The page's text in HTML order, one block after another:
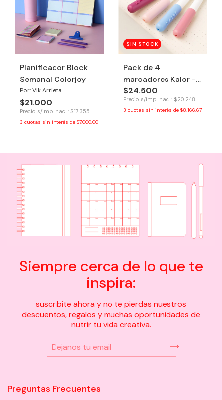
Planificador Block
Semanal Colorjoy
Por: Vik Arrieta
$21.000
Precio s/imp. nac. : $17.355
3 cuotas sin interés de $7.000,00
SIN STOCK
Pack de 4
marcadores Kalor -
Sakura
$24.500
Precio s/imp. nac. : $20.248
3 cuotas sin interés de $8.166,67
Siempre cerca de lo que te
inspira:
suscribite ahora y no te pierdas nuestros
descuentos, regalos y muchas oportunidades de
nutrir tu vida creativa.
Preguntas Frecuentes